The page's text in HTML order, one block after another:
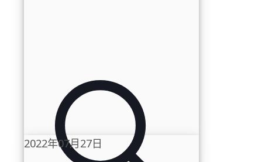
2022年07月27日